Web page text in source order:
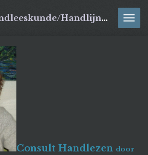
Opleiding - Handleeskunde/Handlijnkunde/Handlezen
Consult Handlezen door